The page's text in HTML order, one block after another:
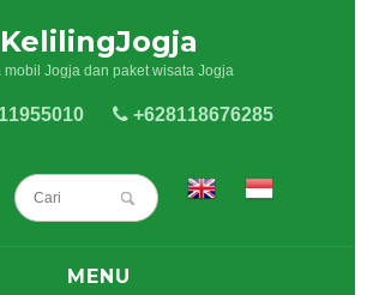
KelilingJogja
mobil Jogja dan paket wisata Jogja
+628118676285
MENU